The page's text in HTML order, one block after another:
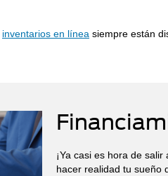
inventarios en línea siempre están
¡Ya casi es hora de
hacer realidad tu sueño